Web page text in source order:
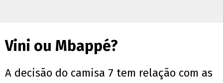
Vini ou Mbappé?
A decisão do camisa 7 tem relação com as